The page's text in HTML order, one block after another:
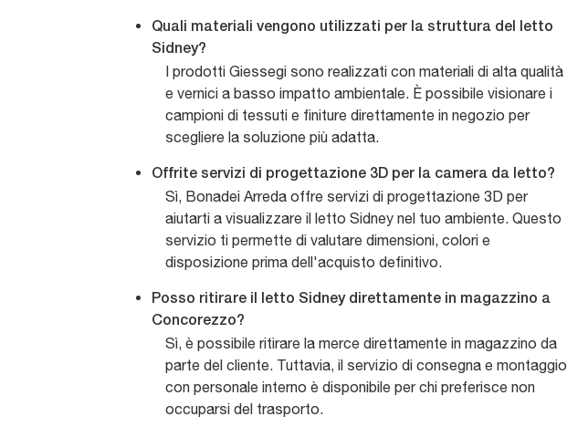
Quali materiali vengono utilizzati per la struttura del letto
Sidney?
I prodotti Giessegi sono realizzati con materiali di alta qualità
e vernici a basso impatto ambientale. È possibile visionare i
campioni di tessuti e finiture direttamente in negozio per
scegliere la soluzione più adatta.
Offrite servizi di progettazione 3D per la camera da letto?
Sì, Bonadei Arreda offre servizi di progettazione 3D per
aiutarti a visualizzare il letto Sidney nel tuo ambiente. Questo
servizio ti permette di valutare dimensioni, colori e
disposizione prima dell'acquisto definitivo.
Posso ritirare il letto Sidney direttamente in magazzino a
Concorezzo?
Sì, è possibile ritirare la merce direttamente in magazzino da
parte del cliente. Tuttavia, il servizio di consegna e montaggio
con personale interno è disponibile per chi preferisce non
occuparsi del trasporto.